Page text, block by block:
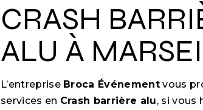
CRASH BARRIÈRE
ALU À
L’entreprise Broca Événementvous
services en Crash barrière alu, si vous